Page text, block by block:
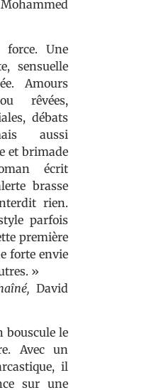
Mohammed
Une
sensuelle
Amours
rêvées,
débats
aussi
et brimade
écrit
brasse
rien.
parfois
première
forte envie
»
David
bouscule le
Avec un
il
sur une